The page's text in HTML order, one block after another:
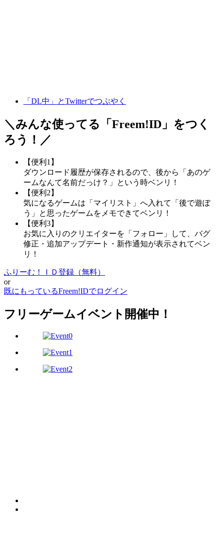
「DL中」とTwitterでつぶやく
＼みんな使ってる「 Freem!ID 」をつく
ろう！／
【便利1】
ダウンロード履歴が保存されるので、後から「あのゲ
ームなんて名前だっけ？」という時ベンリ！
【便利2】
気になるゲームは「マイリスト」へ入れて「後で遊ぼ
う」と思ったゲームをメモできてベンリ！
【便利3】
お気に入りのクリエイターを「フォロー」して、バグ
修正・追加アップデート・新作通知が表示されてベン
リ！
ふりーむ！ＩＤ登録（無料）
or
既にもっているFreem!IDでログイン
フリーゲームイベント開催中！